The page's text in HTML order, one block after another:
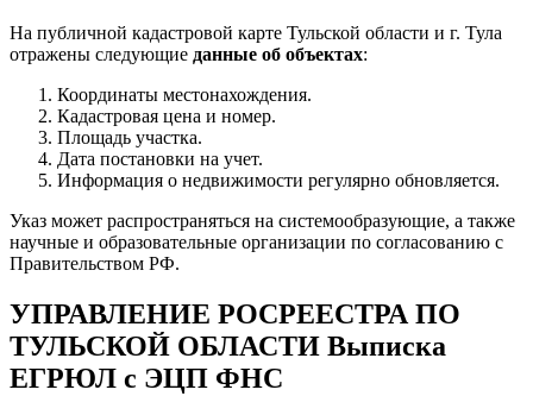
На публичной кадастровой карте Тульской области и г. Тула
отражены следующие данные об объектах:
Координаты местонахождения.
Кадастровая цена и номер.
Площадь участка.
Дата постановки на учет.
Информация о недвижимости регулярно обновляется.
Указ может распространяться на системообразующие, а также
научные и образовательные организации по согласованию с
Правительством РФ.
УПРАВЛЕНИЕ РОСРЕЕСТРА ПО
ТУЛЬСКОЙ ОБЛАСТИ Выписка
ЕГРЮЛ с ЭЦП ФНС